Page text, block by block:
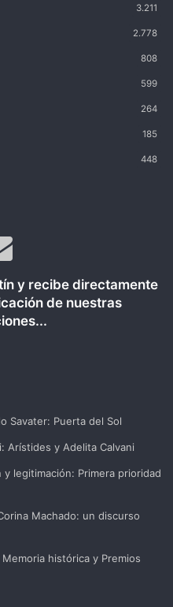
3.211
2.778
808
599
264
185
448
y recibe directamente
de nuestras
Savater: Puerta del Sol
Arístides y Adelita Calvani
y legitimación: Primera prioridad
Machado: un discurso
Memoria histórica y Premios